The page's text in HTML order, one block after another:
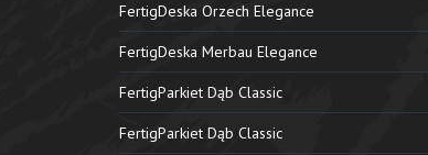
FertigDeska Orzech Elegance
FertigDeska Merbau Elegance
FertigParkiet Dąb Classic
FertigParkiet Dąb Classic